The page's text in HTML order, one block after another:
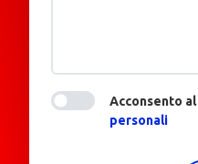
Acconsento al
personali